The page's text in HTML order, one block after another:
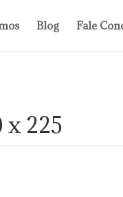
Blog Fale
x 225